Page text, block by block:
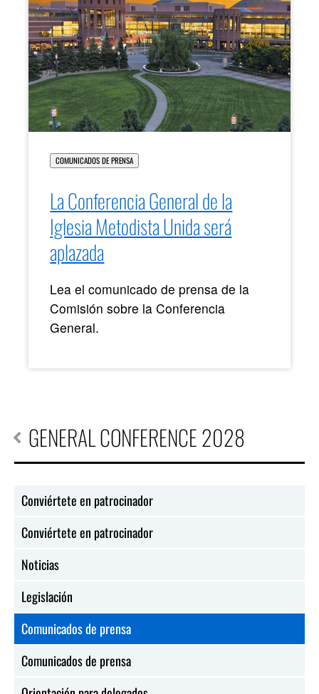
COMUNICADOS DE PRENSA
La Conferencia General de la
Iglesia Metodista Unida será
aplazada
Lea el comunicado de prensa de la
Comisión sobre la Conferencia
General.
GENERAL CONFERENCE 2028
Conviértete en patrocinador
Conviértete en patrocinador
Noticias
Legislación
Comunicados de prensa
Comunicados de prensa